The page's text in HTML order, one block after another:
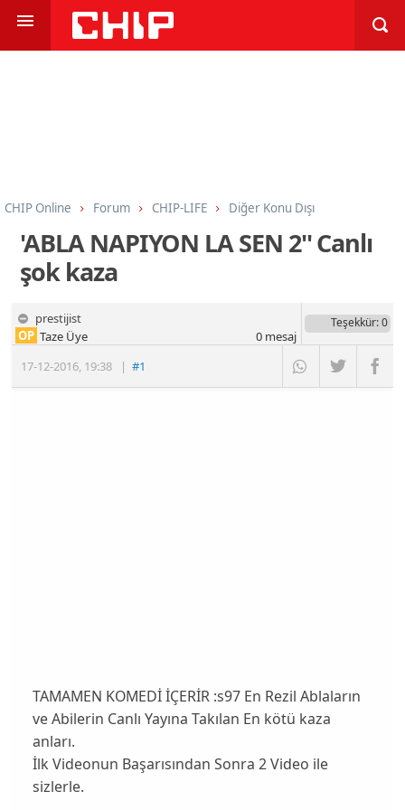
CHIP Online Forum CHIP-LIFE Diğer Konu Dışı
'ABLA NAPIYON LA SEN 2'' Canlı
şok kaza
prestijist
17-12-2016, 19:38 |#1
OP Taze Üye
Teşekkür: 0
0mesaj
TAMAMEN KOMEDİ İÇERİR :s97 En Rezil Ablaların
ve Abilerin Canlı Yayına Takılan En kötü kaza
anları.
İlk Videonun Başarısından Sonra 2 Video ile
sizlerle.